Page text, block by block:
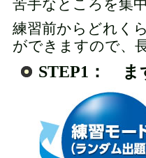
苦手なところを集
練習前からどれく
ができますので、
STEP1： ま